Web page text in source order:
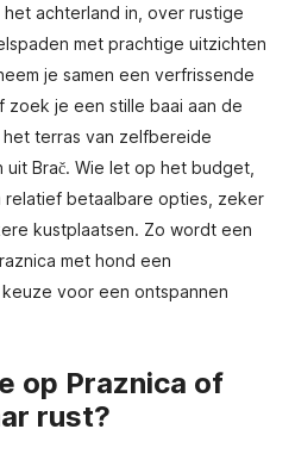
achterland in, over rustige
met prachtige uitzichten
je samen een verfrissende
je een stille baai aan de
het terras van zelfbereide
Brač. Wie let op het budget,
relatief betaalbare opties, zeker
kustplaatsen. Zo wordt een
met hond een
voor een ontspannen
op Praznica of
rust?